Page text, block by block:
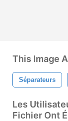
This Image
Séparateurs
Les
Fichier Ont